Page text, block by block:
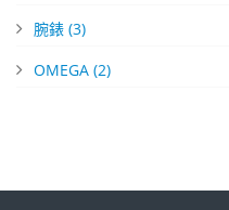
腕錶 (3)
OMEGA (2)